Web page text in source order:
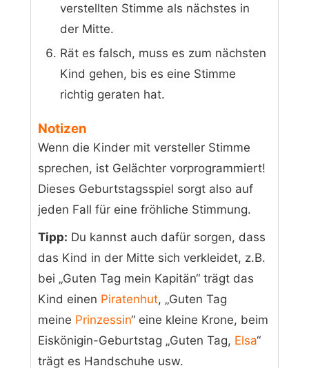
verstellten Stimme als nächstes in
der Mitte.
Rät es falsch, muss es zum nächsten
Kind gehen, bis es eine Stimme
richtig geraten hat.
Notizen
Wenn die Kinder mit versteller Stimme
sprechen, ist Gelächter vorprogrammiert!
Dieses Geburtstagsspiel sorgt also auf
jeden Fall für eine fröhliche Stimmung.
Tipp: Du kannst auch dafür sorgen, dass
das Kind in der Mitte sich verkleidet, z.B.
bei „Guten Tag mein Kapitän“ trägt das
Kind einen Piratenhut, „Guten Tag
meine Prinzessin“ eine kleine Krone, beim
Eiskönigin-Geburtstag „Guten Tag, Elsa“
trägt es Handschuhe usw.